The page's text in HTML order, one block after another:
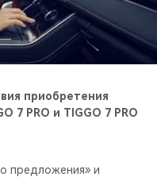
приобретения
7 PRO и TIGGO 7 PRO
предложения» и